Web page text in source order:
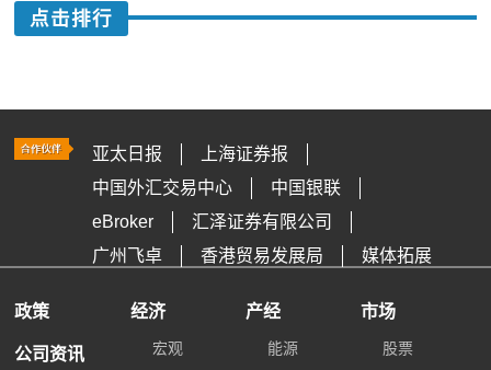
点击排行
亚太日报
上海证券报
中国外汇交易中心
中国银联
eBroker
汇泽证券有限公司
广州飞卓
香港贸易发展局 媒体拓展
政策
公司资讯
经济
宏观
产经
能源
市场
股票